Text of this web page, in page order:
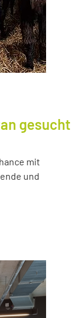
gesucht
mit
und